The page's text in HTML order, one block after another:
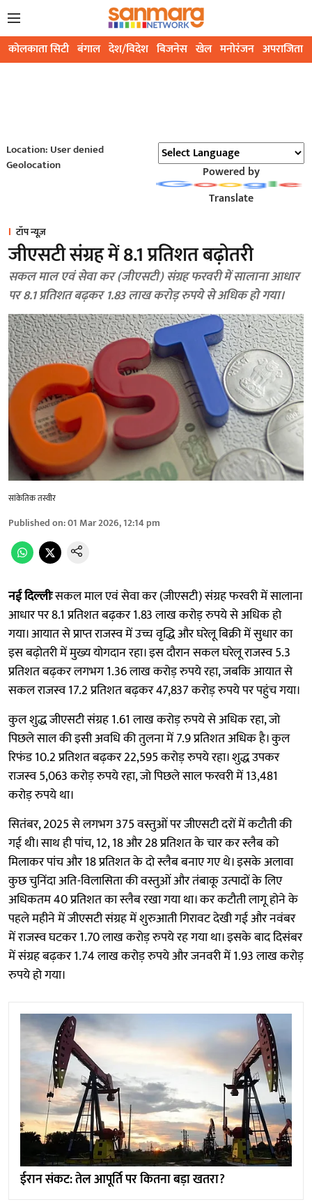
कोलकाता सिटी बंगाल देश/विदेश बिजनेस खेल मनोरंजन अपराजिता
Location: User denied
Geolocation
Powered by
Translate
टॉप न्यूज़
जीएसटी संग्रह में 8.1 प्रतिशत बढ़ोतरी
सकल माल एवं सेवा कर (जीएसटी) संग्रह फरवरी में सालाना आधार
पर 8.1 प्रतिशत बढ़कर 1.83 लाख करोड़ रुपये से अधिक हो गया।
सांकेतिक तस्वीर
Published on:01 Mar 2026, 12:14 pm
नई दिल्लीःसकल माल एवं सेवा कर (जीएसटी) संग्रह फरवरी में सालाना
आधार पर 8.1 प्रतिशत बढ़कर 1.83 लाख करोड़ रुपये से अधिक हो
गया। आयात से प्राप्त राजस्व में उच्च वृद्धि और घरेलू बिक्री में सुधार का
इस बढ़ोतरी में मुख्य योगदान रहा। इस दौरान सकल घरेलू राजस्व 5.3
प्रतिशत बढ़कर लगभग 1.36 लाख करोड़ रुपये रहा, जबकि आयात से
सकल राजस्व 17.2 प्रतिशत बढ़कर 47,837 करोड़ रुपये पर पहुंच गया।
कुल शुद्ध जीएसटी संग्रह 1.61 लाख करोड़ रुपये से अधिक रहा, जो
पिछले साल की इसी अवधि की तुलना में 7.9 प्रतिशत अधिक है। कुल
रिफंड 10.2 प्रतिशत बढ़कर 22,595 करोड़ रुपये रहा। शुद्ध उपकर
राजस्व 5,063 करोड़ रुपये रहा, जो पिछले साल फरवरी में 13,481
करोड़ रुपये था।
सितंबर, 2025 से लगभग 375 वस्तुओं पर जीएसटी दरों में कटौती की
गई थी। साथ ही पांच, 12, 18 और 28 प्रतिशत के चार कर स्लैब को
मिलाकर पांच और 18 प्रतिशत के दो स्लैब बनाए गए थे। इसके अलावा
कुछ चुनिंदा अति-विलासिता की वस्तुओं और तंबाकू उत्पादों के लिए
अधिकतम 40 प्रतिशत का स्लैब रखा गया था। कर कटौती लागू होने के
पहले महीने में जीएसटी संग्रह में शुरुआती गिरावट देखी गई और नवंबर
में राजस्व घटकर 1.70 लाख करोड़ रुपये रह गया था। इसके बाद दिसंबर
में संग्रह बढ़कर 1.74 लाख करोड़ रुपये और जनवरी में 1.93 लाख करोड़
रुपये हो गया।
ईरान संकट: तेल आपूर्ति पर कितना बड़ा खतरा?